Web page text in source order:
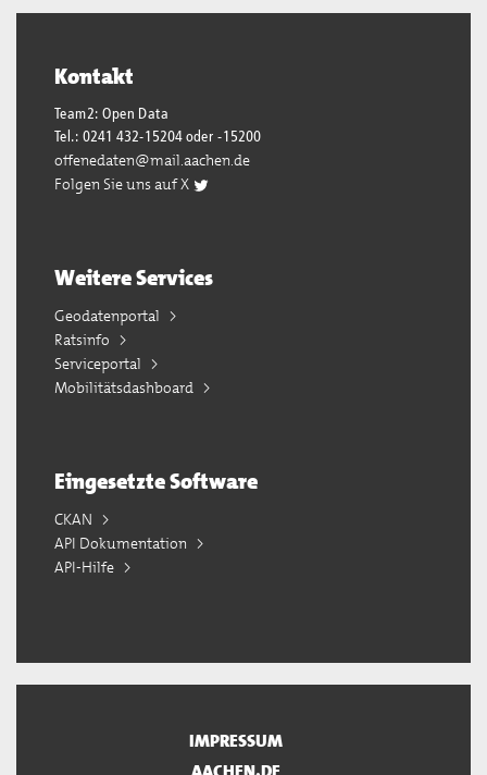
Kontakt
Team2: Open Data
Tel.: 0241 432-15204 oder -15200
offenedaten@mail.aachen.de
Folgen Sie uns auf X
Weitere Services
Geodatenportal
Ratsinfo
Serviceportal
Mobilitätsdashboard
Eingesetzte Software
CKAN
API Dokumentation
API-Hilfe
IMPRESSUM